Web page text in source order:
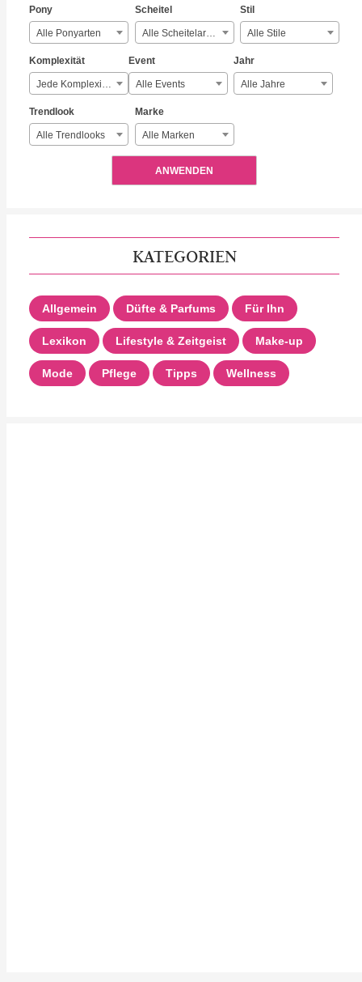
Pony
Alle Ponyarten
Scheitel
Alle Scheitelarten
Stil
Alle Stile
Komplexität
Jede Komplexität
Event
Alle Events
Jahr
Alle Jahre
Trendlook
Alle Trendlooks
Marke
Alle Marken
ANWENDEN
KATEGORIEN
Allgemein Düfte & Parfums Für Ihn
Lexikon Lifestyle & Zeitgeist Make-up
Mode Pflege Tipps Wellness